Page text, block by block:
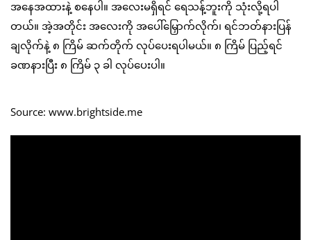
အနေအထားနဲ့ စနေပါ။ အလေးမရှိရင် ရေသန့်ဘူးကို သုံးလို့ရပါ
တယ်။ အဲ့အတိုင်း အလေးကို အပေါ်မြှောက်လိုက်၊ ရင်ဘတ်နားပြန်
ချလိုက်နဲ့ ၈ ကြိမ် ဆက်တိုက် လုပ်ပေးရပါမယ်။ ၈ ကြိမ် ပြည့်ရင်
ခဏနားပြီး ၈ ကြိမ် ၃ ခါ လုပ်ပေးပါ။
Source: www.brightside.me